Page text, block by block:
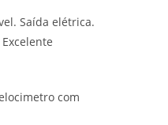
Saída elétrica.
com